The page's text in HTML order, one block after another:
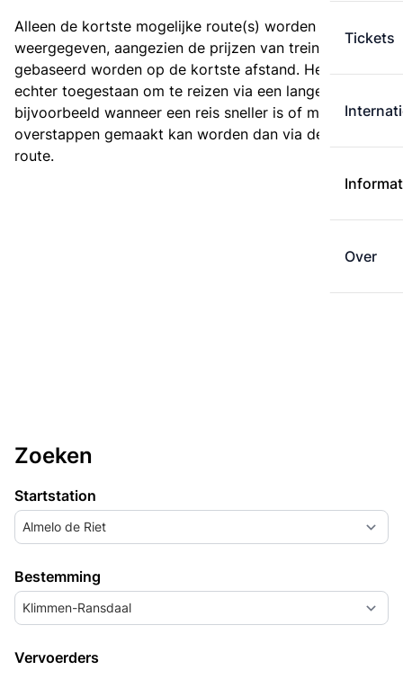
Tickets
Over
Alleen de kortste mogelijke route(s) worden
weergegeven, aangezien de prijzen van treintickets
gebaseerd worden op de kortste afstand. Het is
echter toegestaan om te reizen via een langere route,
bijvoorbeeld wanneer een reis sneller is of met minder
overstappen gemaakt kan worden dan via de kortste
route.
Zoeken
Startstation
Almelo de Riet
Bestemming
Klimmen-Ransdaal
Vervoerders